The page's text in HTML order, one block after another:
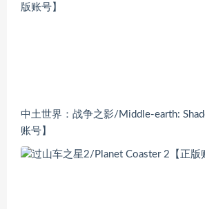
中土世界：战争之影/Middle-earth:
账号】